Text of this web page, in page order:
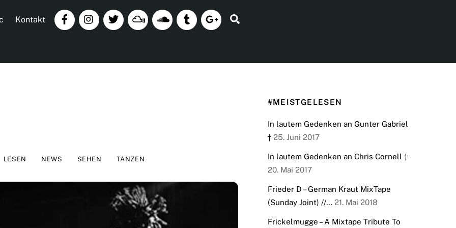
Kontakt
LESEN NEWS SEHEN TANZEN
#MEISTGELESEN
In lautem Gedenken an Gunter Gabriel
†25. Juni 2017
In lautem Gedenken an Chris Cornell †
20. Mai 2017
Frieder D – German Kraut MixTape
(Sunday Joint) //… 21. Mai 2018
Frickelmugge – A Mixtape Tribute To